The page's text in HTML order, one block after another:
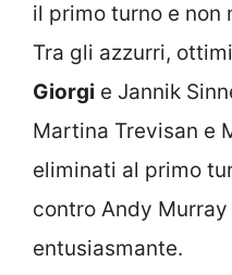
il primo turno e non
Tra gli azzurri,
Giorgi e Jannik
Martina Trevisan e
eliminati al primo
contro Andy
entusiasmante.